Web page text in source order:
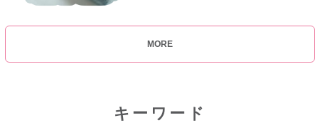
MORE
キーワード